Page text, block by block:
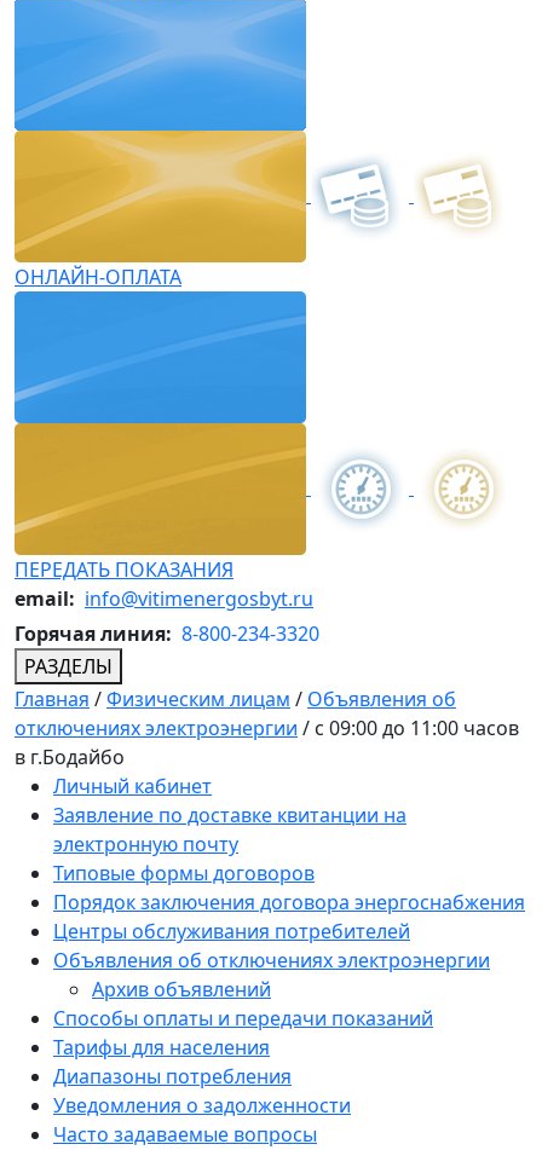
ОНЛАЙН-ОПЛАТА
ПЕРЕДАТЬ ПОКАЗАНИЯ
email: info@vitimenergosbyt.ru
Горячая линия: 8-800-234-3320
РАЗДЕЛЫ
Главная /Физическим лицам / Объявления об
отключениях электроэнергии / с 09:00 до 11:00 часов
в г.Бодайбо
Личный кабинет
Заявление по доставке квитанции на
электронную почту
Типовые формы договоров
Порядок заключения договора энергоснабжения
Центры обслуживания потребителей
Объявления об отключениях электроэнергии
Архив объявлений
Способы оплаты и передачи показаний
Тарифы для населения
Диапазоны потребления
Уведомления о задолженности
Часто задаваемые вопросы